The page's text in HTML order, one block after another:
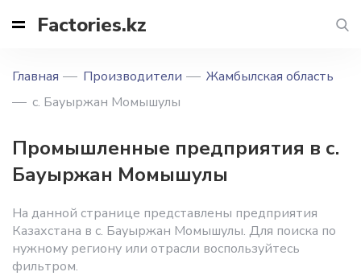
Factories.kz
Главная Производители
Жамбылская область
с. Бауыржан Момышулы
Промышленные предприятия в с.
Бауыржан Момышулы
На данной странице представлены предприятия
Казахстана в с. Бауыржан Момышулы. Для поиска по
нужному региону или отрасли воспользуйтесь
фильтром.